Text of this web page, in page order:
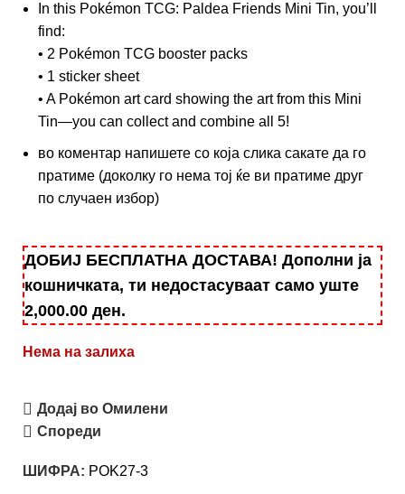
In this Pokémon TCG: Paldea Friends Mini Tin, you’ll
find:
• 2 Pokémon TCG booster packs
• 1 sticker sheet
• A Pokémon art card showing the art from this Mini
Tin—you can collect and combine all 5!
во коментар напишете со која слика сакате да го
пратиме (доколку го нема тој ќе ви пратиме друг
по случаен избор)
ДОБИЈ БЕСПЛАТНА ДОСТАВА! Дополни ја
кошничката, ти недостасуваат само уште
2,000.00 ден.
Нема на залиха
Додај во Омилени
Спореди
ШИФРА: POK27-3